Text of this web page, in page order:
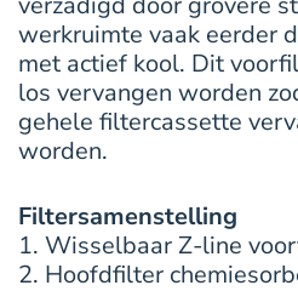
werkruimte vaak eerder
met actief kool. Dit
los vervangen worden
gehele filtercassette
worden.
Filtersamenstelling
1. Wisselbaar Z-line
2. Hoofdfilter